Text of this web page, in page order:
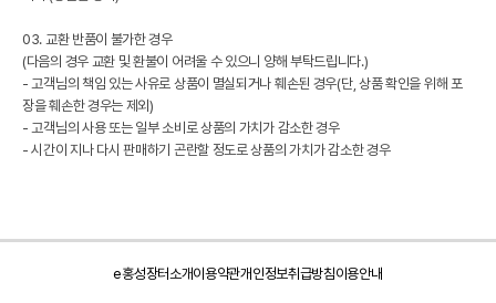
03. 교환 반품이 불가한 경우
(다음의 경우 교환 및 환불이 어려울 수 있으니 양해 부탁드립니다.)
- 고객님의 책임 있는 사유로 상품이 멸실되거나 훼손된 경우(단, 상품 확인을 위해 포
장을 훼손한 경우는 제외)
- 고객님의 사용 또는 일부 소비로 상품의 가치가 감소한 경우
- 시간이 지나 다시 판매하기 곤란할 정도로 상품의 가치가 감소한 경우
e홍성장터소개이용약관개인정보취급방침이용안내